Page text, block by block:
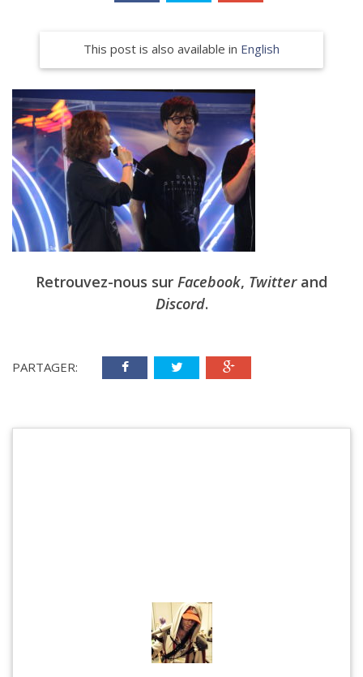
This post is also available in English
Retrouvez-nous sur Facebook, Twitterand
Discord.
PARTAGER: